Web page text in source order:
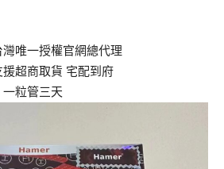
唯一授權官網總代理
超商取貨 宅配到府
粒管三天